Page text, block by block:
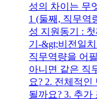
성의 차이는 무
1 (둘째, 직무역
성 지원동기 :
기-&gt;비전일
직무역량을 어
아니면 같은 직
요? 2. 전체적
될까요? 3. 추